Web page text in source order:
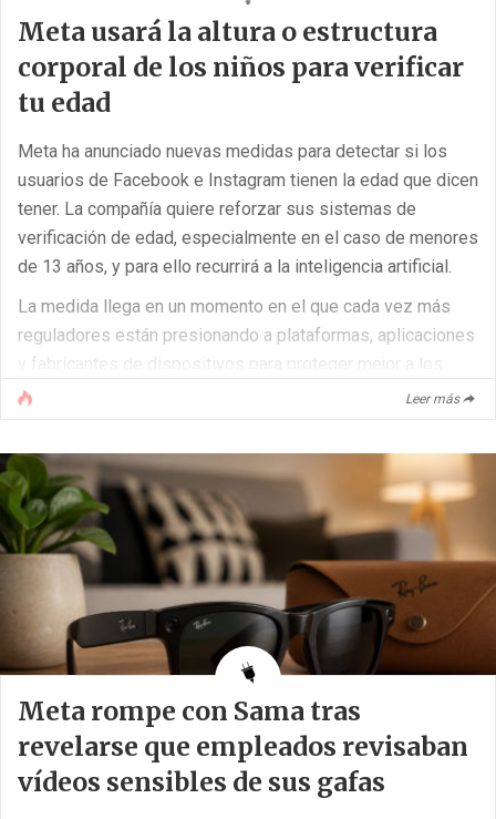
Meta usará la altura o estructura
corporal de los niños para verificar
tu edad
Meta ha anunciado nuevas medidas para detectar si los
usuarios de Facebook e Instagram tienen la edad que dicen
tener. La compañía quiere reforzar sus sistemas de
verificación de edad, especialmente en el caso de menores
de 13 años, y para ello recurrirá a la inteligencia artificial.
La medida llega en un momento en el que cada vez más
reguladores están presionando a plataformas, aplicaciones
y fabricantes de dispositivos para proteger mejor a los
menores frente a contenidos potencialmente perjudiciales.
Las redes sociales están en el centro de ese debate, y
Meta quiere dejar claro que está tomando medidas
adicionales.
Meta usará IA para estimar la edad de [...]
Leer más
Meta rompe con Sama tras
revelarse que empleados revisaban
vídeos sensibles de sus gafas